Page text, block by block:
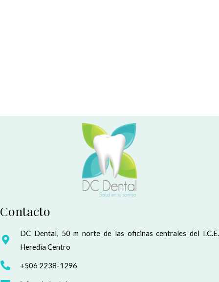
Contacto
DC Dental, 50 m norte de las oficinas centrales del I.C.E.
Heredia Centro
+506 2238-1296